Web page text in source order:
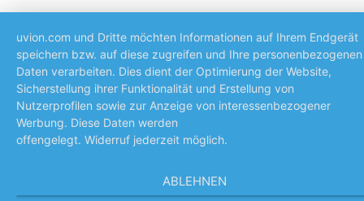
uvion.com und Dritte möchten Informationen auf Ihrem Endgerät
speichern bzw. auf diese zugreifen und Ihre personenbezogenen
Daten verarbeiten. Dies dient der Optimierung der Website,
Sicherstellung ihrer Funktionalität und Erstellung von
Nutzerprofilen sowie zur Anzeige von interessenbezogener
Werbung. Diese Daten werden
offengelegt. Widerruf jederzeit möglich.
ABLEHNEN